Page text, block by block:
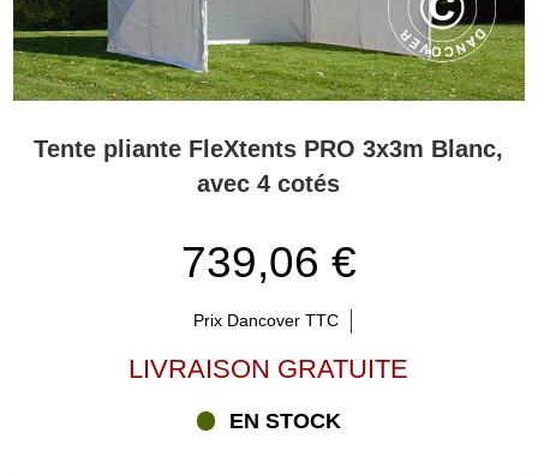
Tente pliante FleXtents PRO 3x3m Blanc,
avec 4 cotés
739,06 €
Prix Dancover TTC
LIVRAISON GRATUITE
EN STOCK